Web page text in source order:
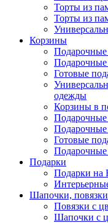
Торты из
Торты из
Корзины
Подарочные
Подарочные
Готовые
одежды
Корзины в
Подарочные
Готовые
Подарочные
Подарки
Подарки на
Шапочки, повязки
Повязки с
Шапочки с